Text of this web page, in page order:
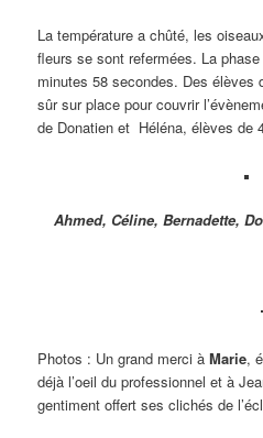
La température a chûté, les
fleurs se sont refermées. La
minutes 58 secondes. Des élèves
sûr sur place pour couvrir
de Donatien et Héléna, élèves de
Ahmed, Céline, Bernadette,
Photos : Un grand merci àMarie,
déjà l’oeil du professionnel et à
gentiment offert ses clichés de